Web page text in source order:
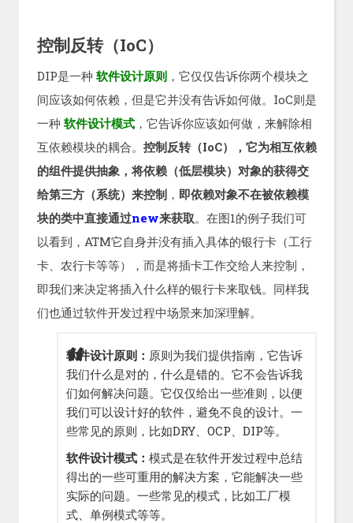
控制反转（IoC）
DIP是一种 软件设计原则，它仅仅告诉你两个模块之
间应该如何依赖，但是它并没有告诉如何做。IoC则是
一种 软件设计模式，它告诉你应该如何做，来解除相
互依赖模块的耦合。 控制反转（IoC），它为相互依赖
的组件提供抽象，将依赖（低层模块）对象的获得交
给第三方（系统）来控制， 即依赖对象不在被依赖模
块的类中直接通过new来获取。在图1的例子我们可
以看到，ATM它自身并没有插入具体的银行卡（工行
卡、农行卡等等），而是将插卡工作交给人来控制，
即我们来决定将插入什么样的银行卡来取钱。同样我
们也通过软件开发过程中场景来加深理解。
软件设计原则： 原则为我们提供指南，它告诉
我们什么是对的，什么是错的。它不会告诉我
们如何解决问题。它仅仅给出一些准则，以便
我们可以设计好的软件，避免不良的设计。一
些常见的原则，比如DRY、OCP、DIP等。
软件设计模式： 模式是在软件开发过程中总结
得出的一些可重用的解决方案，它能解决一些
实际的问题。一些常见的模式，比如工厂模
式、单例模式等等。